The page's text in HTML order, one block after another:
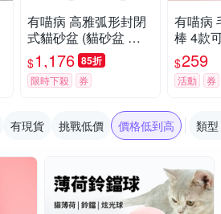
有喵病 高雅弧形封閉
式貓砂盆 (貓砂盆 貓
便盆 尿盆)
$1,176 85折
限時下殺 券
有喵病
棒 4款
$259
活動 券
有現貨 挑戰低價 價格低到高 類型